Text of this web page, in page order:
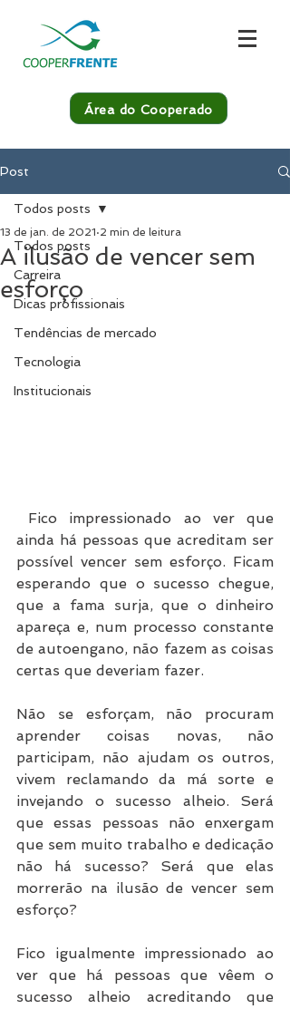
Área do Cooperado
Post
Todos posts
Carreira
Dicas profissionais
Tendências de mercado
Tecnologia
Institucionais
Todos posts
A ilusão de vencer sem
esforço
13 de jan. de 2021 2 min de leitura
ainda há pessoas que acreditam ser
possível vencer sem esforço. Ficam
esperando que o sucesso chegue,
que a fama surja, que o dinheiro
apareça e, num processo constante
de autoengano, não fazem as coisas
certas que deveriam fazer.
Não se esforçam, não procuram
aprender coisas novas, não
participam, não ajudam os outros,
vivem reclamando da má sorte e
invejando o sucesso alheio. Será
que essas pessoas não enxergam
que sem muito trabalho e dedicação
não há sucesso? Será que elas
morrerão na ilusão de vencer sem
esforço?
Fico igualmente impressionado ao
ver que há pessoas que vêem o
sucesso alheio acreditando que